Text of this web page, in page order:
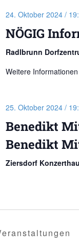
24. Oktober 2024 /
NÖGIG
Radlbrunn
Weitere
25. Oktober 2024 /
Benedikt
Benedikt
Ziersdorf